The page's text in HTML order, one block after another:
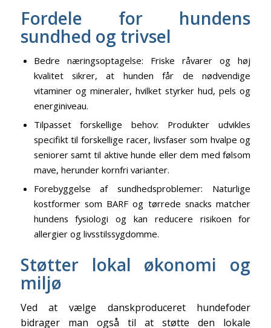
Fordele for hundens
sundhed og trivsel
Bedre næringsoptagelse: Friske råvarer og høj
kvalitet sikrer, at hunden får de nødvendige
vitaminer og mineraler, hvilket styrker hud, pels og
energiniveau.
Tilpasset forskellige behov: Produkter udvikles
specifikt til forskellige racer, livsfaser som hvalpe og
seniorer samt til aktive hunde eller dem med følsom
mave, herunder kornfri varianter.
Forebyggelse af sundhedsproblemer: Naturlige
kostformer som BARF og tørrede snacks matcher
hundens fysiologi og kan reducere risikoen for
allergier og livsstilssygdomme.
Støtter lokal økonomi og
miljø
Ved at vælge danskproduceret hundefoder
bidrager man også til at støtte den lokale